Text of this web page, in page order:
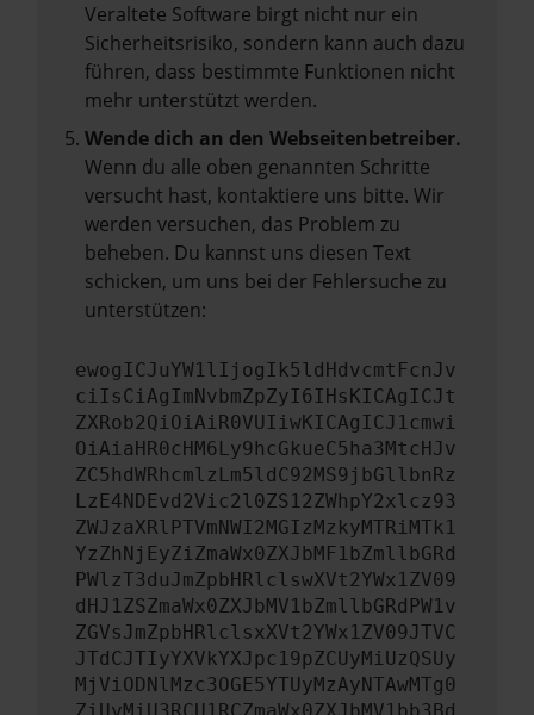
Veraltete Software birgt nicht nur ein
Sicherheitsrisiko, sondern kann auch dazu
führen, dass bestimmte Funktionen nicht
mehr unterstützt werden.
Wende dich an den Webseitenbetreiber.
Wenn du alle oben genannten Schritte
versucht hast, kontaktiere uns bitte. Wir
werden versuchen, das Problem zu
beheben. Du kannst uns diesen Text
schicken, um uns bei der Fehlersuche zu
unterstützen:
ewogICJuYW1lIjogIk5ldHdvcmtFcnJv
ciIsCiAgImNvbmZpZyI6IHsKICAgICJt
ZXRob2QiOiAiR0VUIiwKICAgICJ1cmwi
OiAiaHR0cHM6Ly9hcGkueC5ha3MtcHJv
ZC5hdWRhcmlzLm5ldC92MS9jbGllbnRz
LzE4NDEvd2Vic2l0ZS12ZWhpY2xlcz93
ZWJzaXRlPTVmNWI2MGIzMzkyMTRiMTk1
YzZhNjEyZiZmaWx0ZXJbMF1bZmllbGRd
PWlzT3duJmZpbHRlclswXVt2YWx1ZV09
dHJ1ZSZmaWx0ZXJbMV1bZmllbGRdPW1v
ZGVsJmZpbHRlclsxXVt2YWx1ZV09JTVC
JTdCJTIyYXVkYXJpc19pZCUyMiUzQSUy
MjViODNlMzc3OGE5YTUyMzAyNTAwMTg0